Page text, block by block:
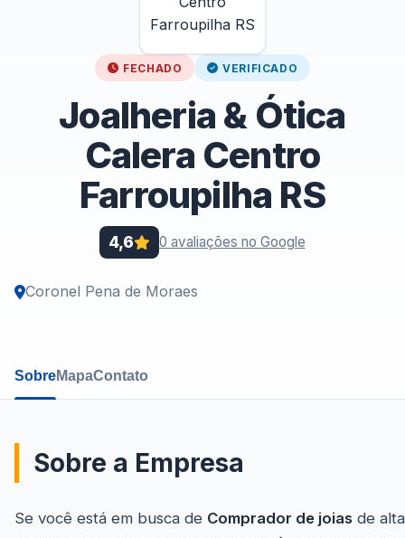
FECHADO VERIFICADO
Joalheria & Ótica
Calera Centro
Farroupilha RS
4,6 0 avaliações no Google
Coronel Pena de Moraes
SobreMapaContato
Sobre a Empresa
Se você está em busca de Comprador de joias de alta